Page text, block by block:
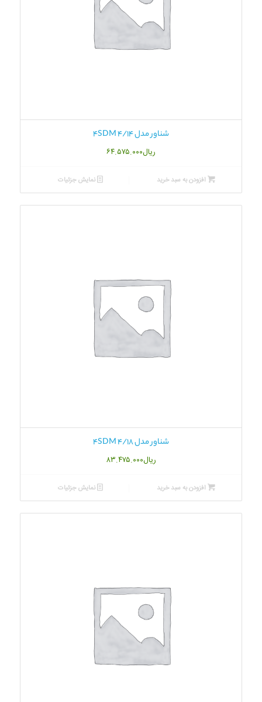
شناور مدل 4SDM 4/14
ریال۶۴.۵۷۵.۰۰۰
افزودن به سبد خرید نمایش جزئیات
شناور مدل 4SDM 4/18
ریال۸۳.۴۷۵.۰۰۰
افزودن به سبد خرید نمایش جزئیات